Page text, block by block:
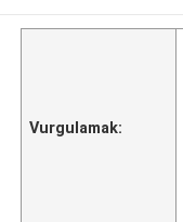
Vurgulamak: